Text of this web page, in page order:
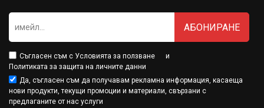
АБОНИРАНЕ
Съгласен съм с Условията за ползване
и
Политиката за защита на личните данни
Да, съгласен съм да получавам рекламна информация, касаеща
нови продукти, текущи промоции и материали, свързани с
предлаганите от нас услуги